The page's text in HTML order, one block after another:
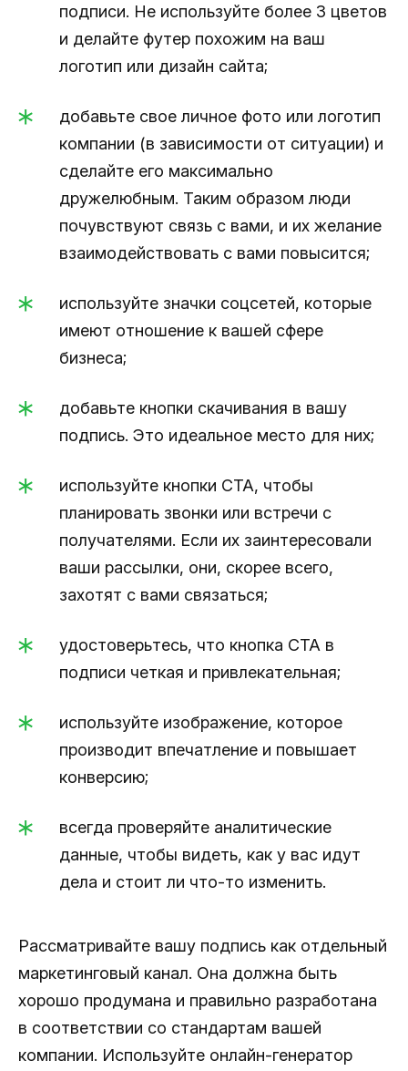
подписи. Не используйте более 3 цветов
и делайте футер похожим на ваш
логотип или дизайн сайта;
добавьте свое личное фото или логотип
компании (в зависимости от ситуации) и
сделайте его максимально
дружелюбным. Таким образом люди
почувствуют связь с вами, и их желание
взаимодействовать с вами повысится;
используйте значки соцсетей, которые
имеют отношение к вашей сфере
бизнеса;
добавьте кнопки скачивания в вашу
подпись. Это идеальное место для них;
используйте кнопки CTA, чтобы
планировать звонки или встречи с
получателями. Если их заинтересовали
ваши рассылки, они, скорее всего,
захотят с вами связаться;
удостоверьтесь, что кнопка CTA в
подписи четкая и привлекательная;
используйте изображение, которое
производит впечатление и повышает
конверсию;
всегда проверяйте аналитические
данные, чтобы видеть, как у вас идут
дела и стоит ли что-то изменить.
Рассматривайте вашу подпись как отдельный
маркетинговый канал. Она должна быть
хорошо продумана и правильно разработана
в соответствии со стандартам вашей
компании. Используйте онлайн-генератор